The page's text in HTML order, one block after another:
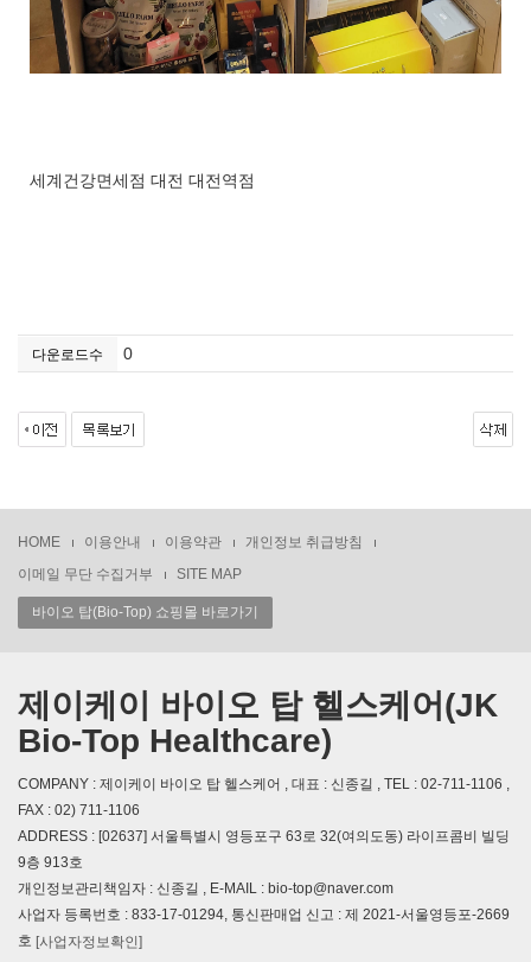
세계건강면세점 대전 대전역점
다운로드수 0
HOME 이용안내 이용약관
개인정보 취급방침
이메일 무단 수집거부
SITE MAP
바이오 탑(Bio-Top) 쇼핑몰 바로가기
제이케이 바이오 탑 헬스케어(JK
Bio-Top Healthcare)
COMPANY : 제이케이 바이오 탑 헬스케어 , 대표 : 신종길 , TEL : 02-711-1106 ,
FAX : 02) 711-1106
ADDRESS : [02637] 서울특별시 영등포구 63로 32(여의도동) 라이프콤비 빌딩
9층 913호
개인정보관리책임자 : 신종길 , E-MAIL : bio-top@naver.com
사업자 등록번호 : 833-17-01294, 통신판매업 신고 : 제 2021-서울영등포-2669
호 [사업자정보확인]